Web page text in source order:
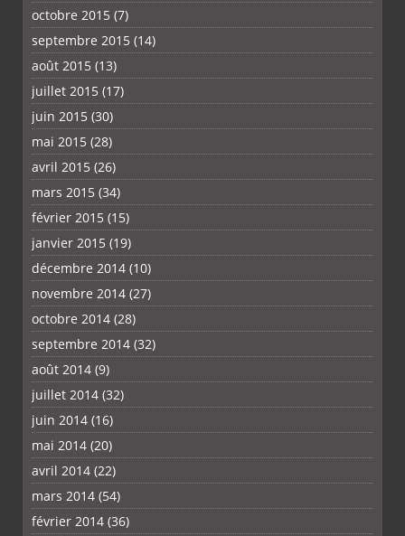
octobre 2015 (7)
septembre 2015 (14)
août 2015 (13)
juillet 2015 (17)
juin 2015 (30)
mai 2015 (28)
avril 2015 (26)
mars 2015 (34)
février 2015 (15)
janvier 2015 (19)
décembre 2014 (10)
novembre 2014 (27)
octobre 2014 (28)
septembre 2014 (32)
août 2014 (9)
juillet 2014 (32)
juin 2014 (16)
mai 2014 (20)
avril 2014 (22)
mars 2014 (54)
février 2014 (36)